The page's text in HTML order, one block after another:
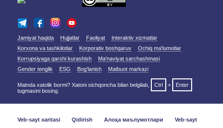
Jamiyat haqida Hujjatlar Faoliyat
Interaktiv xizmatlar
Korxona va tashkilotlar
Korporativ boshqaruv
Ochiq ma'lumotlar
Korrupsiyaga qarshi kurashish
Ma'naviyat sarchashmasi
Gender tenglik
ESG Bog‘lanish Matbuot markazi
Matnda xatolik bormi? Xatoni sichqoncha bilan belgilab, Ctrl +
Enter
tugmasini bosing.
Veb-sayt xaritasi Qidirish Алоқа маълумотлари
Veb-sayt